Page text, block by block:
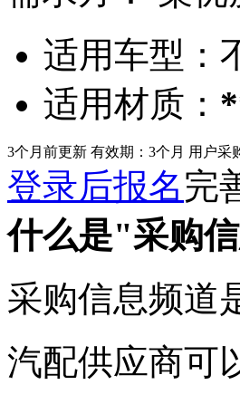
适用车型：
适用材质：
3个月前更新 有效期：3个月 用户采
登录后报名完
什么是"采购
采购信息频道
汽配供应商可